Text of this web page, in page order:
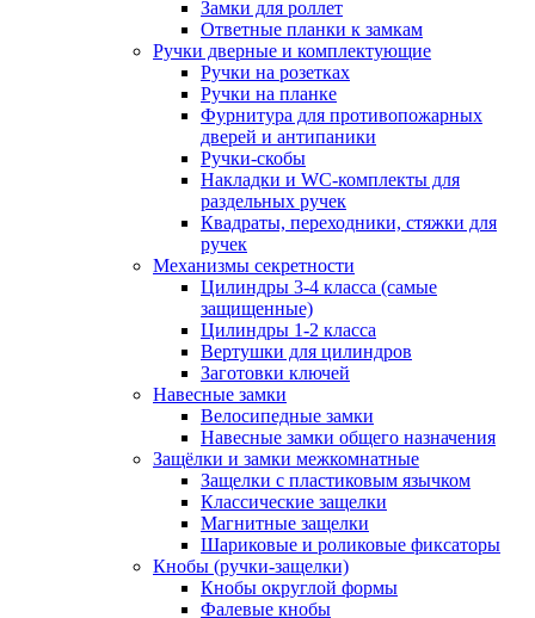
Замки для роллет
Ответные планки к замкам
Ручки дверные и комплектующие
Ручки на розетках
Ручки на планке
Фурнитура для противопожарных
дверей и антипаники
Ручки-скобы
Накладки и WC-комплекты для
раздельных ручек
Квадраты, переходники, стяжки для
ручек
Механизмы секретности
Цилиндры 3-4 класса (самые
защищенные)
Цилиндры 1-2 класса
Вертушки для цилиндров
Заготовки ключей
Навесные замки
Велосипедные замки
Навесные замки общего назначения
Защёлки и замки межкомнатные
Защелки с пластиковым язычком
Классические защелки
Магнитные защелки
Шариковые и роликовые фиксаторы
Кнобы (ручки-защелки)
Кнобы округлой формы
Фалевые кнобы